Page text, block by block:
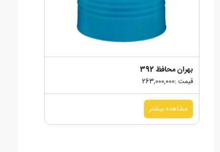
بهران محافظ 392
قیمت :263,000,000
مشاهده بیشتر